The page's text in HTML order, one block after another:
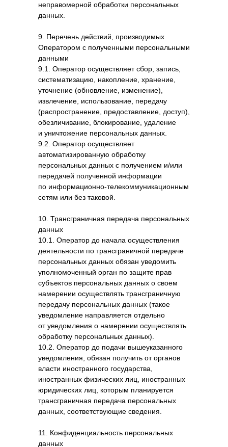
неправомерной обработки персональных
данных.
9. Перечень действий, производимых
Оператором с полученными персональными
данными
9.1. Оператор осуществляет сбор, запись,
систематизацию, накопление, хранение,
уточнение (обновление, изменение),
извлечение, использование, передачу
(распространение, предоставление, доступ),
обезличивание, блокирование, удаление
и уничтожение персональных данных.
9.2. Оператор осуществляет
автоматизированную обработку
персональных данных с получением и/или
передачей полученной информации
по информационно-телекоммуникационным
сетям или без таковой.
10. Трансграничная передача персональных
данных
10.1. Оператор до начала осуществления
деятельности по трансграничной передаче
персональных данных обязан уведомить
уполномоченный орган по защите прав
субъектов персональных данных о своем
намерении осуществлять трансграничную
передачу персональных данных (такое
уведомление направляется отдельно
от уведомления о намерении осуществлять
обработку персональных данных).
10.2. Оператор до подачи вышеуказанного
уведомления, обязан получить от органов
власти иностранного государства,
иностранных физических лиц, иностранных
юридических лиц, которым планируется
трансграничная передача персональных
данных, соответствующие сведения.
11. Конфиденциальность персональных
данных
г. Евпатория ул. Дмитрия Ульянова, д. 55
пн-сб 10.00 - 19.00
воскресенье - выходной
оплата и доставка
условия возврата
новости компании
политика конфиденциальности
разработка сайтаabdulinaи
продвижение сайтаasite
информация на сайте не является
публичной офертой согласно
положениям статьи 437 гк рф
если у вас есть замечания
и предложения по улучшению
работы магазина, направьте их,
пожалуйста, к руководителю
Татьяне Родионовой
[прямая связь с нашим руководителем]
[покупателям]
написать